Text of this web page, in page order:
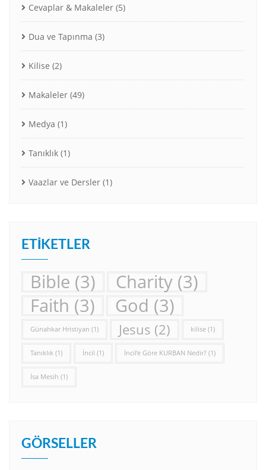
Cevaplar & Makaleler (5)
Dua ve Tapınma (3)
Kilise (2)
Makaleler (49)
Medya (1)
Tanıklık (1)
Vaazlar ve Dersler (1)
ETIKETLER
Bible (3) Charity (3)
Faith (3) God (3)
Günahkar Hristiyan (1) Jesus (2) kilise (1)
Tanıklık (1) İncil (1) İncil’e Göre KURBAN Nedir? (1)
İsa Mesih (1)
GÖRSELLER